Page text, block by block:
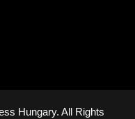
Hungary. All Rights